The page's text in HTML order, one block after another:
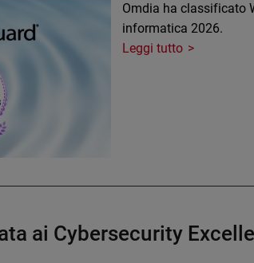
Omdia ha classificato
informatica 2026.
Leggi tutto
ai Cybersecurity